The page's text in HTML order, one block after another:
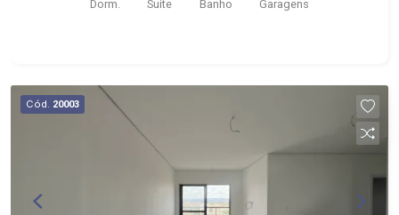
Pharma Farmácia de Manipulação, Hotel Indi
Dorm. Suite Banho Garagens
Cód. 20003